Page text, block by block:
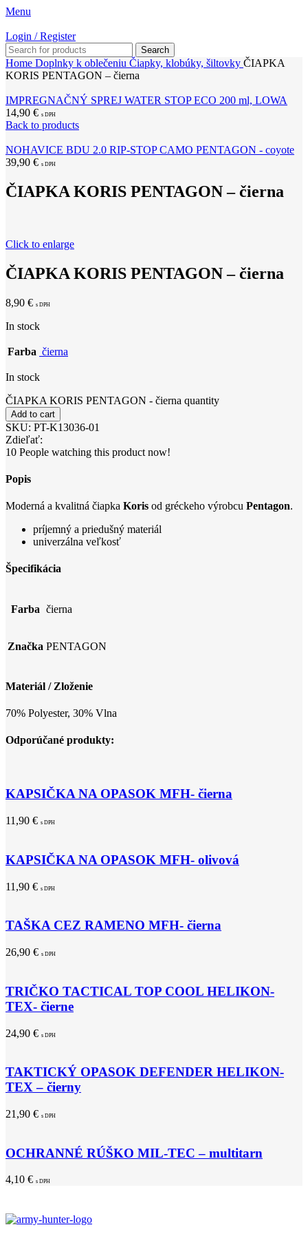
Menu
Login / Register
Search
Home Doplnky k oblečeniu Čiapky, klobúky, šiltovky ČIAPKA
KORIS PENTAGON – čierna
IMPREGNAČNÝ SPREJ WATER STOP ECO 200 ml, LOWA
14,90 € s DPH
Back to products
NOHAVICE BDU 2.0 RIP-STOP CAMO PENTAGON - coyote
39,90 € s DPH
ČIAPKA KORIS PENTAGON – čierna
Click to enlarge
ČIAPKA KORIS PENTAGON – čierna
8,90 € s DPH
In stock
Farba čierna
In stock
ČIAPKA KORIS PENTAGON - čierna quantity
Add to cart
SKU: PT-K13036-01
Zdieľať:
10 People watching this product now!
Popis
Moderná a kvalitná čiapka Koris od gréckeho výrobcu Pentagon.
príjemný a priedušný materiál
univerzálna veľkosť
Špecifikácia
Farba čierna
Značka PENTAGON
Materiál / Zloženie
70% Polyester, 30% Vlna
Odporúčané produkty:
KAPSIČKA NA OPASOK MFH- čierna
11,90 € s DPH
KAPSIČKA NA OPASOK MFH- olivová
11,90 € s DPH
TAŠKA CEZ RAMENO MFH- čierna
26,90 € s DPH
TRIČKO TACTICAL TOP COOL HELIKON-
TEX- čierne
24,90 € s DPH
TAKTICKÝ OPASOK DEFENDER HELIKON-
TEX – čierny
21,90 € s DPH
OCHRANNÉ RÚŠKO MIL-TEC – multitarn
4,10 € s DPH